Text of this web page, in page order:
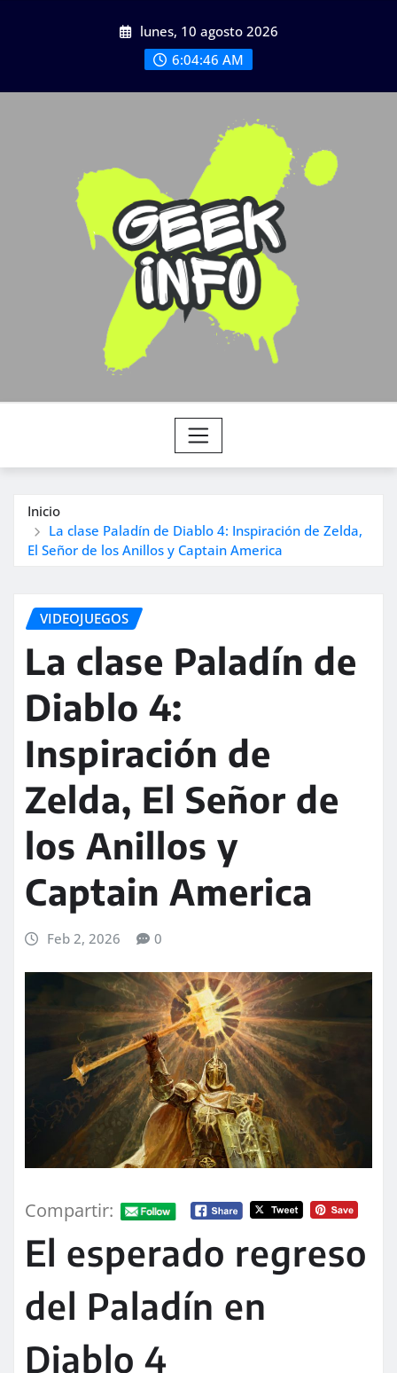
lunes, 10 agosto 2026
6:04:47 AM
Inicio
La clase Paladín de Diablo 4: Inspiración de Zelda,
El Señor de los Anillos y Captain America
VIDEOJUEGOS
La clase Paladín de
Diablo 4:
Inspiración de
Zelda, El Señor de
los Anillos y
Captain America
Feb 2, 2026 0
Compartir:
El esperado regreso
del Paladín en
Diablo 4